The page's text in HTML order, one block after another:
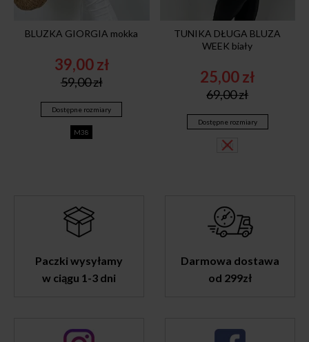
BLUZKA GIORGIA mokka
59,00zł
Original
price
was:
59,00 zł.
39,00zł
Current
price
is:
39,00 zł.
Dostępne rozmiary
M38
TUNIKA DŁUGA BLUZA
WEEK biały
69,00zł
Original
price
was:
69,00 zł.
25,00zł
Current
price
is:
25,00 zł.
Dostępne rozmiary
UNI
Paczki wysyłamy
w ciągu 1-3 dni
Darmowa dostawa
od 299zł